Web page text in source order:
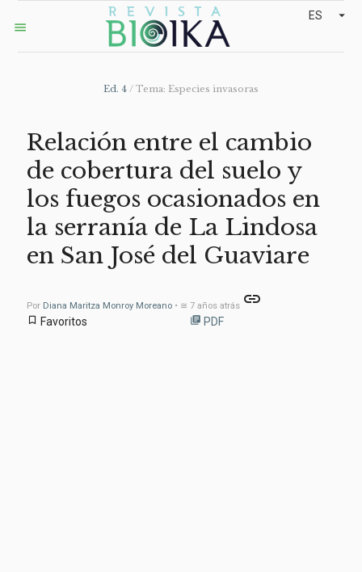
menu
arrow_drop_down
ES
Ed. 4 / Tema: Especies invasoras
Relación entre el cambio
de cobertura del suelo y
los fuegos ocasionados en
la serranía de La Lindosa
en San José del Guaviare
Por Diana Maritza Monroy Moreano• ≅ 7 años atrás link
bookmark_border Favoritos library_books PDF